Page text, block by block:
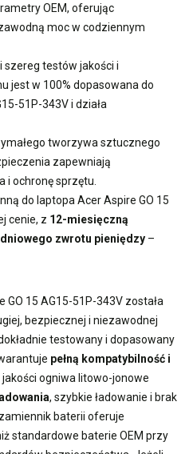
OEM, oferując
moc w codziennym
szereg testów jakości i
jest w 100% dopasowana do
51P-343V i działa
tworzywa sztucznego
zapewniają
ochronę sprzętu.
do laptopa Acer Aspire GO 15
cenie, z 12-miesięczną
zwrotu pieniędzy –
GO 15 AG15-51P-343V została
bezpiecznej i niezawodnej
testowany i dopasowany
pełną kompatybilność i
jakości ogniwa litowo-jonowe
, szybkie ładowanie i brak
zamiennik baterii oferuje
standardowe baterie OEM przy